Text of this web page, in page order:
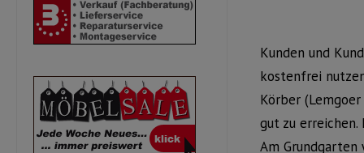
Kunden und
kostenfrei
Körber
gut zu
Am